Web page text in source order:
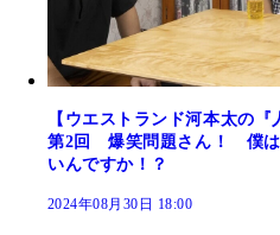
【ウエストランド河本太の
第2回 爆笑問題さん！ 僕は
いんですか！？
2024年08月30日 18:00